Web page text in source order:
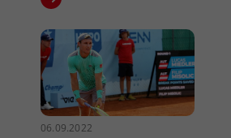
06.09.2022